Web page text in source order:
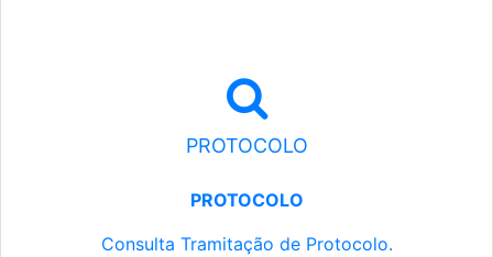
PROTOCOLO
PROTOCOLO
Consulta Tramitação de Protocolo.